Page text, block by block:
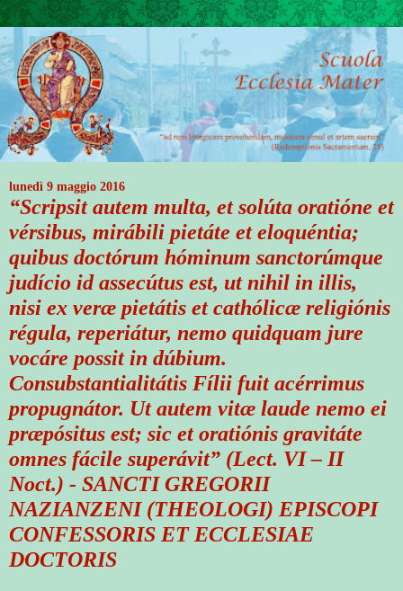
lunedì 9 maggio 2016
“Scripsit autem multa, et solúta oratióne et
vérsibus, mirábili pietáte et eloquéntia;
quibus doctórum hóminum sanctorúmque
judício id assecútus est, ut nihil in illis,
nisi ex veræ pietátis et cathólicæ religiónis
régula, reperiátur, nemo quidquam jure
vocáre possit in dúbium.
Consubstantialitátis Fílii fuit acérrimus
propugnátor. Ut autem vitæ laude nemo ei
præpósitus est; sic et oratiónis gravitáte
omnes fácile superávit” (Lect. VI – II
Noct.) - SANCTI GREGORII
NAZIANZENI (THEOLOGI) EPISCOPI
CONFESSORIS ET ECCLESIAE
DOCTORIS